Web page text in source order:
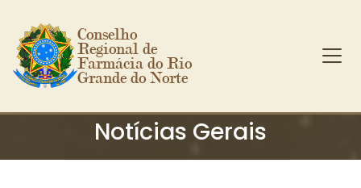
Ir para o conteúdo principal
Conselho
Regional de
Farmácia do Rio
Grande do Norte
Notícias Gerais